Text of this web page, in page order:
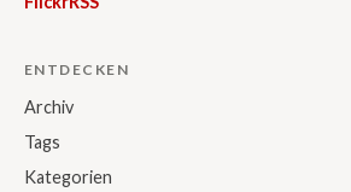
ENTDECKEN
Archiv
Tags
Kategorien